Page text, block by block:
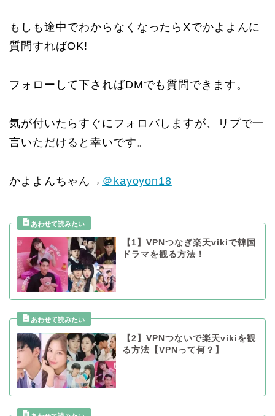
もしも途中でわからなくなったらXでかよよんに
質問すればOK!
フォローして下さればDMでも質問できます。
気が付いたらすぐにフォロバしますが、リプで一
言いただけると幸いです。
かよよんちゃん→ ＠kayoyon18
【1】VPNつなぎ楽天vikiで韓国
ドラマを観る方法！
【2】VPNつないで楽天vikiを観
る方法【VPNって何？】